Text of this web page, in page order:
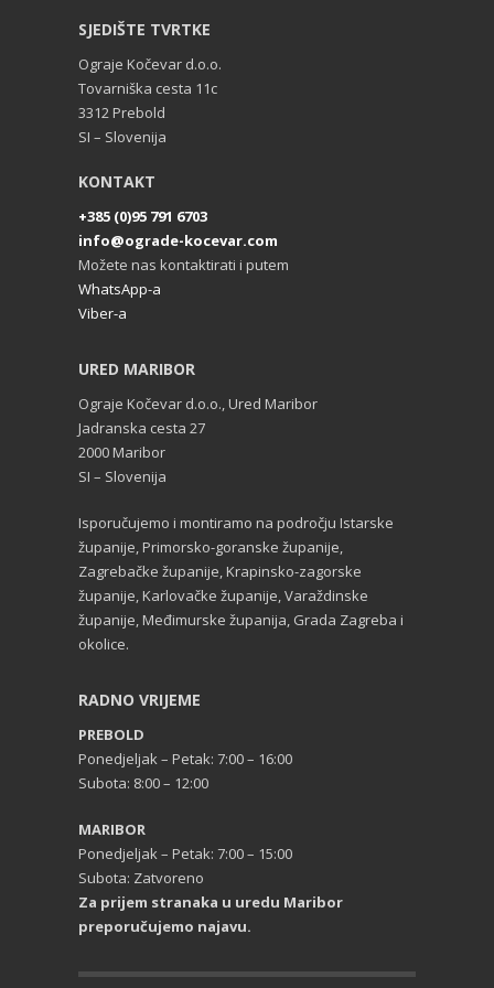
SJEDIŠTE TVRTKE
Ograje Kočevar d.o.o.
Tovarniška cesta 11c
3312 Prebold
SI – Slovenija
KONTAKT
+385 (0)95 791 6703
info@ograde-kocevar.com
Možete nas kontaktirati i putem
WhatsApp-a
Viber-a
URED MARIBOR
Ograje Kočevar d.o.o., Ured Maribor
Jadranska cesta 27
2000 Maribor
SI – Slovenija
Isporučujemo i montiramo na področju Istarske
županije, Primorsko-goranske županije,
Zagrebačke županije, Krapinsko-zagorske
županije, Karlovačke županije, Varaždinske
županije, Međimurske županija, Grada Zagreba i
okolice.
RADNO VRIJEME
PREBOLD
Ponedjeljak – Petak: 7:00 – 16:00
Subota: 8:00 – 12:00
MARIBOR
Ponedjeljak – Petak: 7:00 – 15:00
Subota: Zatvoreno
Za prijem stranaka u uredu Maribor
preporučujemo najavu.